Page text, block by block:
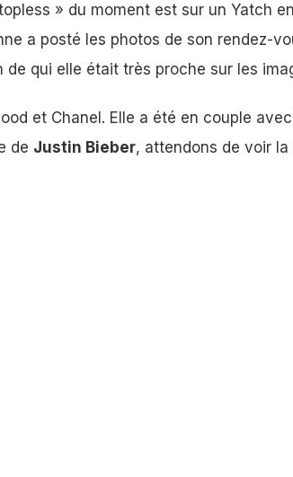
» du moment est sur un Yatch
a posté les photos de son rendez-
qui elle était très proche sur les
et Chanel. Elle a été en couple avec
de Justin Bieber, attendons de voir